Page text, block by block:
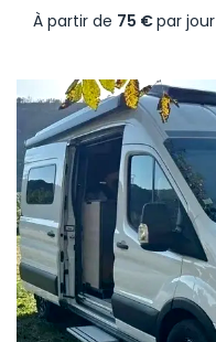
À partir de 75 €par jour